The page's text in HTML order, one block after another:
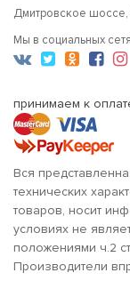
Дмитровское
Мы в социальных
принимаем к
Вся
технических
товаров, носит
условиях не
положениями ч.2
Производители